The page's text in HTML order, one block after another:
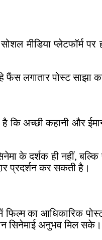
मीडिया प्लेटफॉर्म
लगातार पोस्ट साझा
अच्छी कहानी और
के दर्शक ही नहीं,
प्रदर्शन कर सकती है।
का आधिकारिक
सिनेमाई अनुभव मिल सके।